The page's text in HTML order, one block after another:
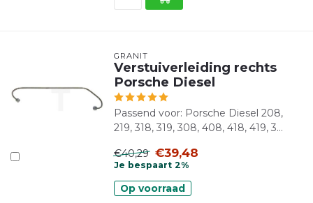
GRANIT
Verstuiverleiding rechts
Porsche Diesel
Passend voor: Porsche Diesel 208,
219, 318, 319, 308, 408, 418, 419, 3...
€40,29 €39,48
Je bespaart 2%
Op voorraad